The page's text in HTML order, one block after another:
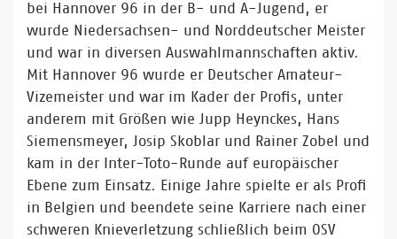
bei Hannover 96 in der B- und A-Jugend, er
wurde Niedersachsen- und Norddeutscher Meister
und war in diversen Auswahlmannschaften aktiv.
Mit Hannover 96 wurde er Deutscher Amateur-
Vizemeister und war im Kader der Profis, unter
anderem mit Größen wie Jupp Heynckes, Hans
Siemensmeyer, Josip Skoblar und Rainer Zobel und
kam in der Inter-Toto-Runde auf europäischer
Ebene zum Einsatz. Einige Jahre spielte er als Profi
in Belgien und beendete seine Karriere nach einer
schweren Knieverletzung schließlich beim OSV